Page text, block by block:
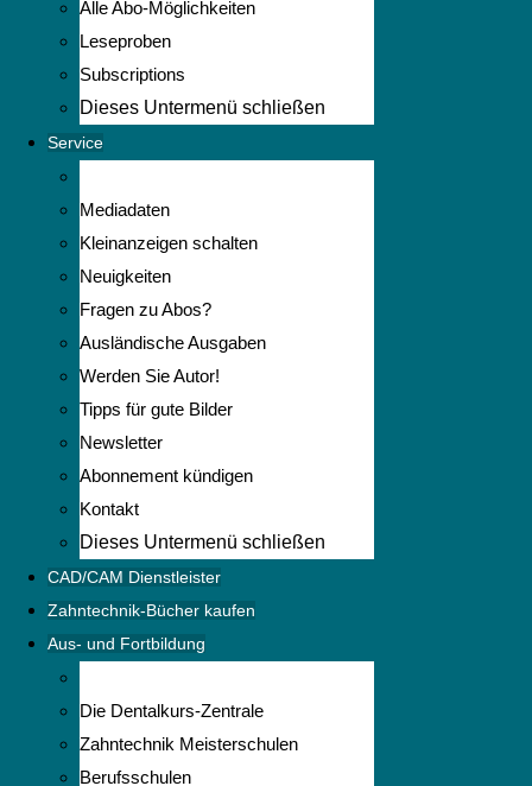
Alle Abo-Möglichkeiten
Leseproben
Subscriptions
Dieses Untermenü schließen
Service
Mediadaten
Kleinanzeigen schalten
Neuigkeiten
Fragen zu Abos?
Ausländische Ausgaben
Werden Sie Autor!
Tipps für gute Bilder
Newsletter
Abonnement kündigen
Kontakt
Dieses Untermenü schließen
CAD/CAM Dienstleister
Zahntechnik-Bücher kaufen
Aus- und Fortbildung
Die Dentalkurs-Zentrale
Zahntechnik Meisterschulen
Berufsschulen